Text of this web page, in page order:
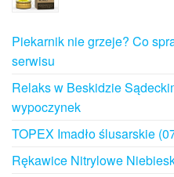
Piekarnik nie grzeje? Co
serwisu
Relaks w Beskidzie
wypoczynek
TOPEX Imadło ślusarskie
Rękawice Nitrylowe